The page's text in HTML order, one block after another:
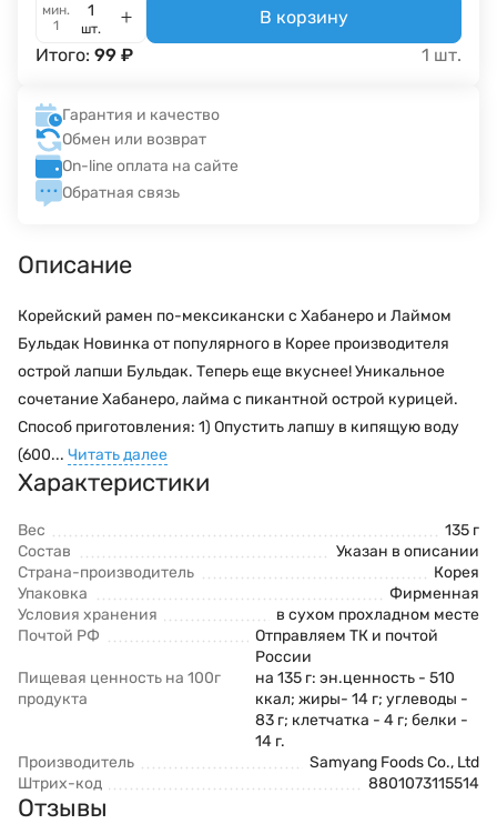
мин.
1
шт.
В корзину
Итого: 99 ₽ 1 шт.
Гарантия и качество
Обмен или возврат
On-line оплата на сайте
Обратная связь
Описание
Корейский рамен по-мексикански с Хабанеро и Лаймом
Бульдак Новинка от популярного в Корее производителя
острой лапши Бульдак. Теперь еще вкуснее! Уникальное
сочетание Хабанеро, лайма с пикантной острой курицей.
Способ приготовления: 1) Опустить лапшу в кипящую воду
(600... Читать далее
Характеристики
Вес
135 г
Состав
Указан в описании
Страна-производитель
Корея
Упаковка
Фирменная
Условия хранения
в сухом прохладном месте
Почтой РФ
Отправляем ТК и почтой
России
Пищевая ценность на 100г
продукта
на 135 г: эн.ценность - 510
ккал; жиры- 14 г; углеводы -
83 г; клетчатка - 4 г; белки -
14 г.
Производитель
Samyang Foods Co., Ltd
Штрих-код
8801073115514
Отзывы